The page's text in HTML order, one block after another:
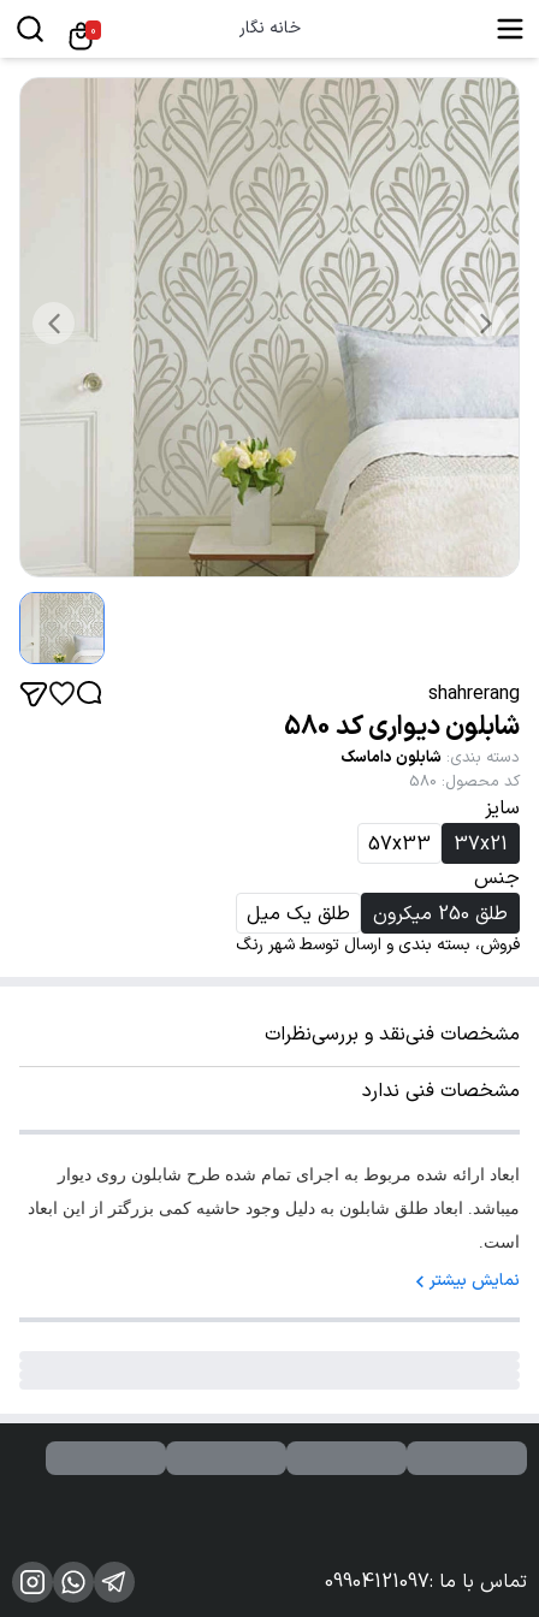
خانه نگار 0
shahrerang
شابلون دیواری کد 580
دسته بندی: شابلون داماسک
کد محصول:
580
سایز
37x21
57x33
جنس
طلق 250 میکرون
طلق یک میل
فروش، بسته بندی و ارسال توسط شهر رنگ
مشخصات فنینقد و بررسینظرات
مشخصات فنی ندارد
ابعاد ارائه شده مربوط به اجرای تمام شده طرح شابلون روی دیوار
میباشد. ابعاد طلق شابلون به دلیل وجود حاشیه کمی بزرگتر از این ابعاد
است.
نمایش بیشتر
تماس با ما :
09904121097